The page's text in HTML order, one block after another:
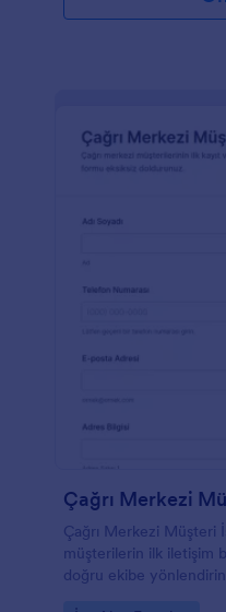
Çağrı Merkezi Müşteri
müşterilerin ilk iletişim
doğru ekibe